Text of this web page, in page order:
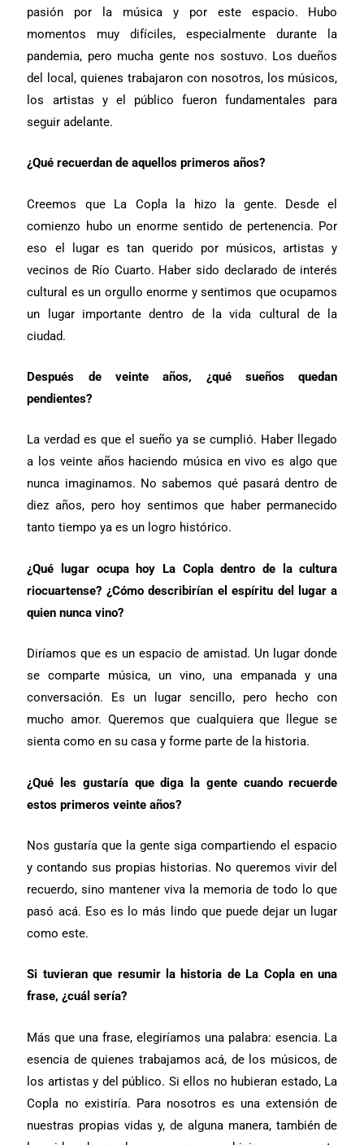
pasión por la música y por este espacio. Hubo
momentos muy difíciles, especialmente durante la
pandemia, pero mucha gente nos sostuvo. Los dueños
del local, quienes trabajaron con nosotros, los músicos,
los artistas y el público fueron fundamentales para
seguir adelante.
¿Qué recuerdan de aquellos primeros años?
Creemos que La Copla la hizo la gente. Desde el
comienzo hubo un enorme sentido de pertenencia. Por
eso el lugar es tan querido por músicos, artistas y
vecinos de Río Cuarto. Haber sido declarado de interés
cultural es un orgullo enorme y sentimos que ocupamos
un lugar importante dentro de la vida cultural de la
ciudad.
Después de veinte años, ¿qué sueños quedan
pendientes?
La verdad es que el sueño ya se cumplió. Haber llegado
a los veinte años haciendo música en vivo es algo que
nunca imaginamos. No sabemos qué pasará dentro de
diez años, pero hoy sentimos que haber permanecido
tanto tiempo ya es un logro histórico.
¿Qué lugar ocupa hoy La Copla dentro de la cultura
riocuartense? ¿Cómo describirían el espíritu del lugar a
quien nunca vino?
Diríamos que es un espacio de amistad. Un lugar donde
se comparte música, un vino, una empanada y una
conversación. Es un lugar sencillo, pero hecho con
mucho amor. Queremos que cualquiera que llegue se
sienta como en su casa y forme parte de la historia.
¿Qué les gustaría que diga la gente cuando recuerde
estos primeros veinte años?
Nos gustaría que la gente siga compartiendo el espacio
y contando sus propias historias. No queremos vivir del
recuerdo, sino mantener viva la memoria de todo lo que
pasó acá. Eso es lo más lindo que puede dejar un lugar
como este.
Si tuvieran que resumir la historia de La Copla en una
frase, ¿cuál sería?
Más que una frase, elegiríamos una palabra: esencia. La
esencia de quienes trabajamos acá, de los músicos, de
los artistas y del público. Si ellos no hubieran estado, La
Copla no existiría. Para nosotros es una extensión de
nuestras propias vidas y, de alguna manera, también de